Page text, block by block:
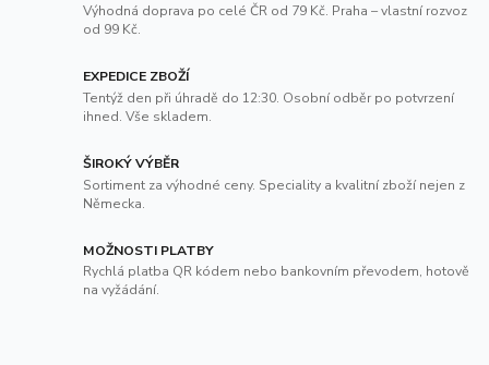
Výhodná doprava po celé ČR od 79 Kč. Praha – vlastní rozvoz
od 99 Kč.
EXPEDICE ZBOŽÍ
Tentýž den při úhradě do 12:30. Osobní odběr po potvrzení
ihned. Vše skladem.
ŠIROKÝ VÝBĚR
Sortiment za výhodné ceny. Speciality a kvalitní zboží nejen z
Německa.
MOŽNOSTI PLATBY
Rychlá platba QR kódem nebo bankovním převodem, hotově
na vyžádání.